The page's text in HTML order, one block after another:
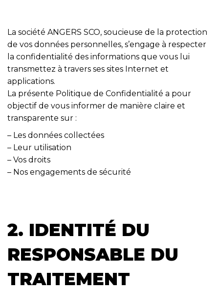
La société ANGERS SCO, soucieuse de la protection
de vos données personnelles, s’engage à respecter
la confidentialité des informations que vous lui
transmettez à travers ses sites Internet et
applications.
La présente Politique de Confidentialité a pour
objectif de vous informer de manière claire et
transparente sur :
– Les données collectées
– Leur utilisation
– Vos droits
– Nos engagements de sécurité
2. IDENTITÉ DU
RESPONSABLE DU
TRAITEMENT